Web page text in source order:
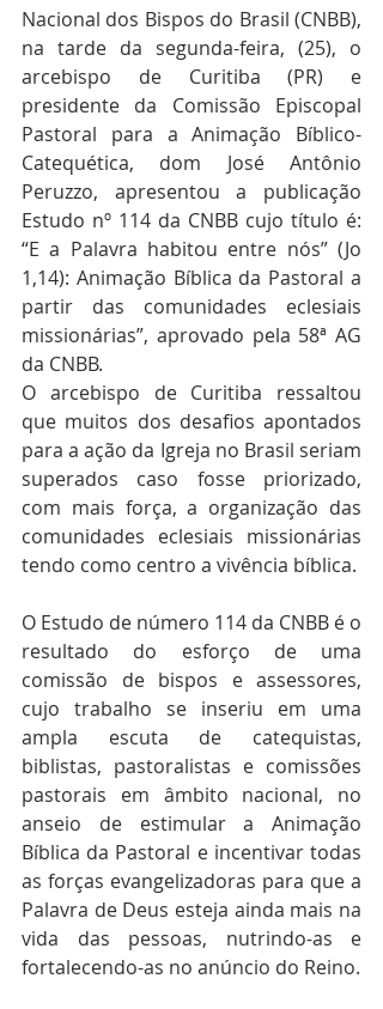
Nacional dos Bispos do Brasil (CNBB),
na tarde da segunda-feira, (25), o
arcebispo de Curitiba (PR) e
presidente da Comissão Episcopal
Pastoral para a Animação Bíblico-
Catequética, dom José Antônio
Peruzzo, apresentou a publicação
Estudo nº 114 da CNBB cujo título é:
“E a Palavra habitou entre nós” (Jo
1,14): Animação Bíblica da Pastoral a
partir das comunidades eclesiais
missionárias”, aprovado pela 58ª AG
da CNBB.
O arcebispo de Curitiba ressaltou
que muitos dos desafios apontados
para a ação da Igreja no Brasil seriam
superados caso fosse priorizado,
com mais força, a organização das
comunidades eclesiais missionárias
tendo como centro a vivência bíblica.
O Estudo de número 114 da CNBB é o
resultado do esforço de uma
comissão de bispos e assessores,
cujo trabalho se inseriu em uma
ampla escuta de catequistas,
biblistas, pastoralistas e comissões
pastorais em âmbito nacional, no
anseio de estimular a Animação
Bíblica da Pastoral e incentivar todas
as forças evangelizadoras para que a
Palavra de Deus esteja ainda mais na
vida das pessoas, nutrindo-as e
fortalecendo-as no anúncio do Reino.